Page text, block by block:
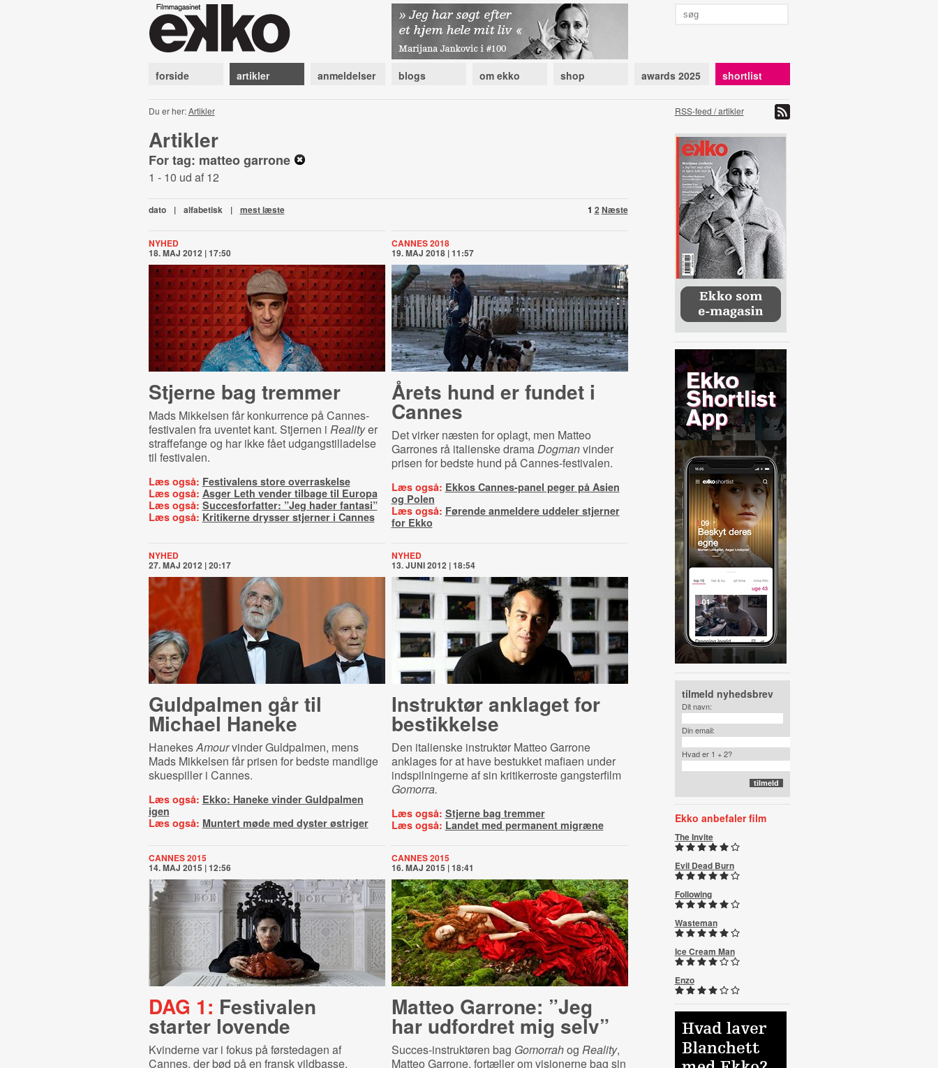
forside artikler anmeldelser blogs om ekko shop awards 2025 shortlist
Du er her:Artikler RSS-feed / artikler
Artikler
For tag: matteo garrone
1 - 10 ud af 12
1 2 Næste
dato | alfabetisk | mest læste
NYHED
18. MAJ 2012 | 17:50
Stjerne bag tremmer
Mads Mikkelsen får konkurrence på Cannes-
festivalen fra uventet kant. Stjernen i Realityer
straffefange og har ikke fået udgangstilladelse
til festivalen.
Læs også: Festivalens store overraskelse
Læs også: Asger Leth vender tilbage til Europa
Læs også: Succesforfatter: ”Jeg hader fantasi”
Læs også: Kritikerne drysser stjerner i Cannes
CANNES 2018
19. MAJ 2018 | 11:57
Årets hund er fundet i
Cannes
Det virker næsten for oplagt, men Matteo
Garrones rå italienske dramaDogmanvinder
prisen for bedste hund på Cannes-festivalen.
Læs også: Ekkos Cannes-panel peger på Asien
og Polen
Læs også: Førende anmeldere uddeler stjerner
for Ekko
NYHED
27. MAJ 2012 | 20:17
Guldpalmen går til
Michael Haneke
HanekesAmourvinder Guldpalmen, mens
Mads Mikkelsen får prisen for bedste mandlige
skuespiller i Cannes.
Læs også: Ekko: Haneke vinder Guldpalmen
igen
Læs også: Muntert møde med dyster østriger
NYHED
13. JUNI 2012 | 18:54
Instruktør anklaget for
bestikkelse
Den italienske instruktør Matteo Garrone
anklages for at have bestukket mafiaen under
indspilningerne af sin kritikerroste gangsterfilm
Gomorra.
Læs også: Stjerne bag tremmer
Læs også: Landet med permanent migræne
CANNES 2015
14. MAJ 2015 | 12:56
DAG 1: Festivalen
starter lovende
Kvinderne var i fokus på førstedagen af
Cannes, der bød på en fransk vildbasse,
CANNES 2015
16. MAJ 2015 | 18:41
Matteo Garrone: ”Jeg
har udfordret mig selv”
Succes-instruktøren bag Gomorrahog Reality,
Matteo Garrone, fortæller om visionerne bag sin
tilmeld nyhedsbrev
Dit navn:
Din email:
Hvad er 1 + 2?
Ekko anbefaler film
The Invite
Evil Dead Burn
Following
Wasteman
Ice Cream Man
Enzo